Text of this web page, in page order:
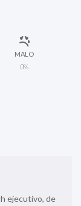
MALO
0%
ejecutivo, de